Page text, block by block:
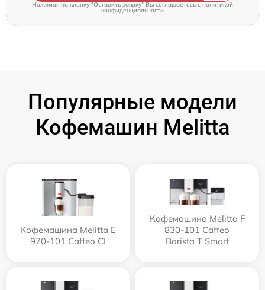
Нажимая на кнопку "Оставить заявку" Вы соглашаетесь cполитикой
конфиденциальности
Популярные модели
Кофемашин Melitta
Кофемашина Melitta Е
970-101 Caffeo CI
Кофемашина Melitta F
830-101 Caffeo
Barista T Smart